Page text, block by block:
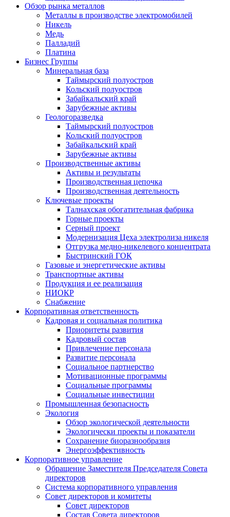
Обзор рынка металлов
Металлы в производстве электромобилей
Никель
Медь
Палладий
Платина
Бизнес Группы
Минеральная база
Таймырский полуостров
Кольский полуостров
Забайкальский край
Зарубежные активы
Геологоразведка
Таймырский полуостров
Кольский полуостров
Забайкальский край
Зарубежные активы
Производственные активы
Активы и результаты
Производственная цепочка
Производственная деятельность
Ключевые проекты
Талнахская обогатительная фабрика
Горные проекты
Серный проект
Модернизация Цеха электролиза никеля
Отгрузка медно-никелевого концентрата
Быстринский ГОК
Газовые и энергетические активы
Транспортные активы
Продукция и ее реализация
НИОКР
Снабжение
Корпоративная ответственность
Кадровая и социальная политика
Приоритеты развития
Кадровый состав
Привлечение персонала
Развитие персонала
Социальное партнерство
Мотивационные программы
Социальные программы
Социальные инвестиции
Промышленная безопасность
Экология
Обзор экологической деятельности
Экологически проекты и показатели
Сохранение биоразнообразия
Энергоэффективность
Корпоративное управление
Обращение Заместителя Председателя Совета
директоров
Система корпоративного управления
Совет директоров и комитеты
Совет директоров
Состав Совета директоров